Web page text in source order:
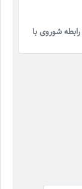
شوروی با